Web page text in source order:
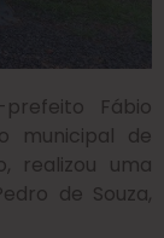
Fábio
municipal de
realizou uma
de Souza,